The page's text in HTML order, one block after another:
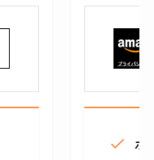
ポ